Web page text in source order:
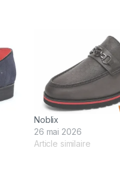
Noblix
26 mai 2026
Article similaire